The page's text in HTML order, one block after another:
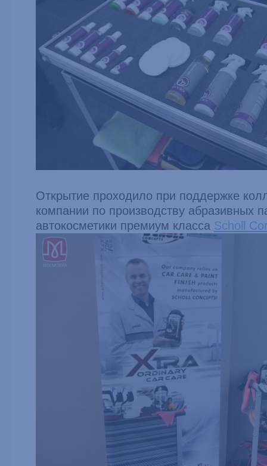
Открытие проходило при поддержке
компании по производству абразивных
автокосметики премиум класса Scholl